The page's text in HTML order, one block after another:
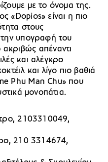
με το όνομα της.
«Dopios» είναι η πιο
στους
την υπογραφή του
απέναντι
και αλέγκρο
και λίγο πιο βαθιά
Phu Man Chu» που
μονοπάτια.
2103310049,
210 3314674,